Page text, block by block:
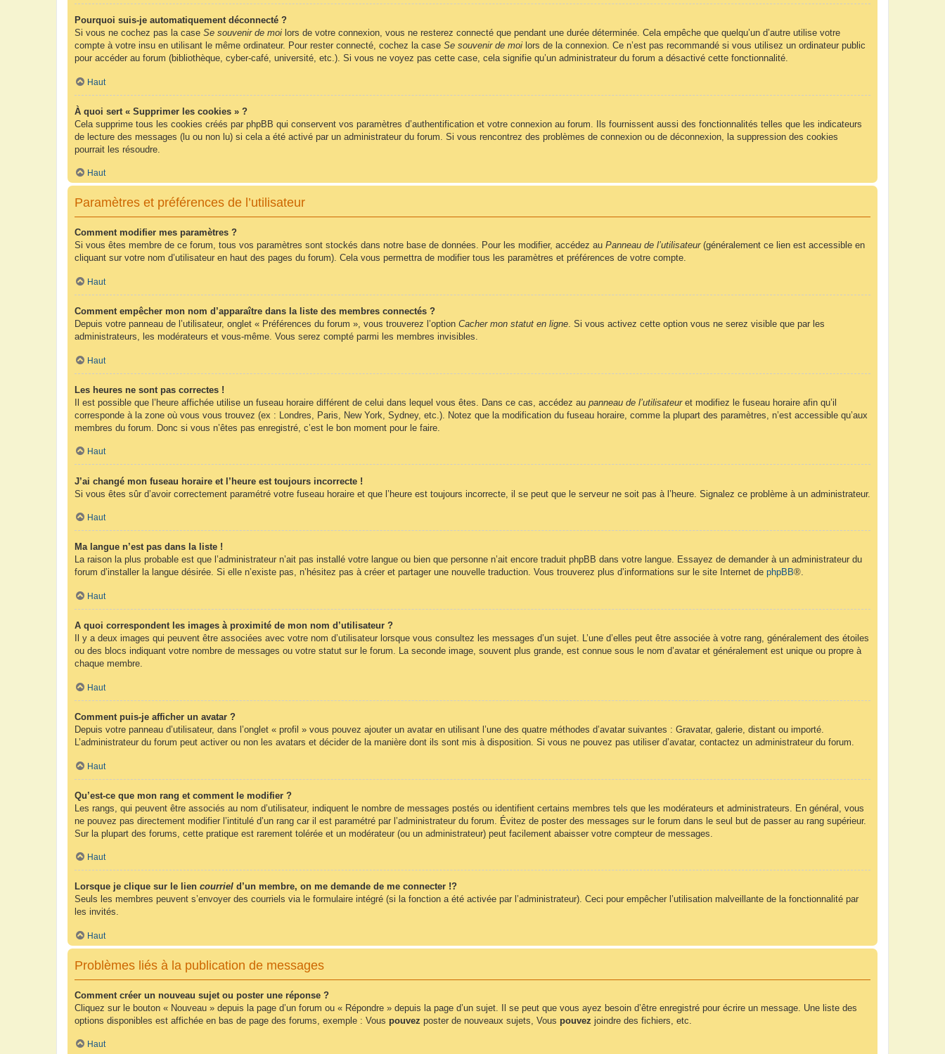
Pourquoi suis-je automatiquement déconnecté ?
Si vous ne cochez pas la case Se souvenir de moi lors de votre connexion, vous ne resterez connecté que pendant une durée déterminée. Cela empêche que quelqu’un d’autre utilise votre
compte à votre insu en utilisant le même ordinateur. Pour rester connecté, cochez la case Se souvenir de moi lors de la connexion. Ce n’est pas recommandé si vous utilisez un ordinateur public
pour accéder au forum (bibliothèque, cyber-café, université, etc.). Si vous ne voyez pas cette case, cela signifie qu’un administrateur du forum a désactivé cette fonctionnalité.
Haut
À quoi sert « Supprimer les cookies » ?
Cela supprime tous les cookies créés par phpBB qui conservent vos paramètres d’authentification et votre connexion au forum. Ils fournissent aussi des fonctionnalités telles que les indicateurs
de lecture des messages (lu ou non lu) si cela a été activé par un administrateur du forum. Si vous rencontrez des problèmes de connexion ou de déconnexion, la suppression des cookies
pourrait les résoudre.
Haut
Paramètres et préférences de l’utilisateur
Comment modifier mes paramètres ?
Si vous êtes membre de ce forum, tous vos paramètres sont stockés dans notre base de données. Pour les modifier, accédez au Panneau de l’utilisateur(généralement ce lien est accessible en
cliquant sur votre nom d’utilisateur en haut des pages du forum). Cela vous permettra de modifier tous les paramètres et préférences de votre compte.
Haut
Comment empêcher mon nom d’apparaître dans la liste des membres connectés ?
Depuis votre panneau de l’utilisateur, onglet « Préférences du forum », vous trouverez l’option Cacher mon statut en ligne. Si vous activez cette option vous ne serez visible que par les
administrateurs, les modérateurs et vous-même. Vous serez compté parmi les membres invisibles.
Haut
Les heures ne sont pas correctes !
Il est possible que l’heure affichée utilise un fuseau horaire différent de celui dans lequel vous êtes. Dans ce cas, accédez au panneau de l’utilisateuret modifiez le fuseau horaire afin qu’il
corresponde à la zone où vous vous trouvez (ex : Londres, Paris, New York, Sydney, etc.). Notez que la modification du fuseau horaire, comme la plupart des paramètres, n’est accessible qu’aux
membres du forum. Donc si vous n’êtes pas enregistré, c’est le bon moment pour le faire.
Haut
J’ai changé mon fuseau horaire et l’heure est toujours incorrecte !
Si vous êtes sûr d’avoir correctement paramétré votre fuseau horaire et que l’heure est toujours incorrecte, il se peut que le serveur ne soit pas à l’heure. Signalez ce problème à un administrateur.
Haut
Ma langue n’est pas dans la liste !
La raison la plus probable est que l’administrateur n’ait pas installé votre langue ou bien que personne n’ait encore traduit phpBB dans votre langue. Essayez de demander à un administrateur du
forum d’installer la langue désirée. Si elle n’existe pas, n’hésitez pas à créer et partager une nouvelle traduction. Vous trouverez plus d’informations sur le site Internet de phpBB®.
Haut
A quoi correspondent les images à proximité de mon nom d’utilisateur ?
Il y a deux images qui peuvent être associées avec votre nom d’utilisateur lorsque vous consultez les messages d’un sujet. L’une d’elles peut être associée à votre rang, généralement des étoiles
ou des blocs indiquant votre nombre de messages ou votre statut sur le forum. La seconde image, souvent plus grande, est connue sous le nom d’avatar et généralement est unique ou propre à
chaque membre.
Haut
Comment puis-je afficher un avatar ?
Depuis votre panneau d’utilisateur, dans l’onglet « profil » vous pouvez ajouter un avatar en utilisant l’une des quatre méthodes d’avatar suivantes : Gravatar, galerie, distant ou importé.
L’administrateur du forum peut activer ou non les avatars et décider de la manière dont ils sont mis à disposition. Si vous ne pouvez pas utiliser d’avatar, contactez un administrateur du forum.
Haut
Qu’est-ce que mon rang et comment le modifier ?
Les rangs, qui peuvent être associés au nom d’utilisateur, indiquent le nombre de messages postés ou identifient certains membres tels que les modérateurs et administrateurs. En général, vous
ne pouvez pas directement modifier l’intitulé d’un rang car il est paramétré par l’administrateur du forum. Évitez de poster des messages sur le forum dans le seul but de passer au rang supérieur.
Sur la plupart des forums, cette pratique est rarement tolérée et un modérateur (ou un administrateur) peut facilement abaisser votre compteur de messages.
Haut
Lorsque je clique sur le lien courriel d’un membre, on me demande de me connecter !?
Seuls les membres peuvent s’envoyer des courriels via le formulaire intégré (si la fonction a été activée par l’administrateur). Ceci pour empêcher l’utilisation malveillante de la fonctionnalité par
les invités.
Haut
Problèmes liés à la publication de messages
Comment créer un nouveau sujet ou poster une réponse ?
Cliquez sur le bouton « Nouveau » depuis la page d’un forum ou « Répondre » depuis la page d’un sujet. Il se peut que vous ayez besoin d’être enregistré pour écrire un message. Une liste des
options disponibles est affichée en bas de page des forums, exemple : Vous pouvez poster de nouveaux sujets, Vous pouvez joindre des fichiers, etc.
Haut